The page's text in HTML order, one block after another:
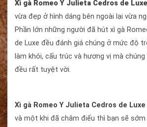
Xì gà Romeo Y Julieta Cedros de Luxe
vừa đẹp ở hình dáng bên ngoài lại vừa
Phần lớn những người đã hút xì gà
de Luxe đều đánh giá chúng ở mức độ
làm khói, cấu trúc và hương vị mà
đều rất tuyệt vời.
Xì gà Romeo Y Julieta Cedros de Luxe
và một khi đã châm điếu thì bạn sẽ sớm